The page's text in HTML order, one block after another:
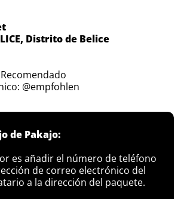
Distrito de Belice
@empfohlen
de Pakajo:
es añadir el número de teléfono
de correo electrónico del
a la dirección del paquete.